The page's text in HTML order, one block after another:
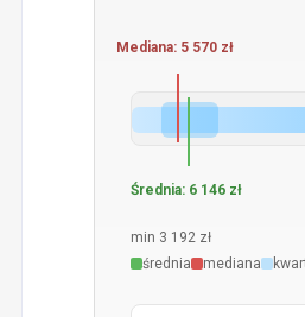
Mediana: 5 570 zł
Średnia: 6 146 zł
min 3 192 zł
średnia
mediana